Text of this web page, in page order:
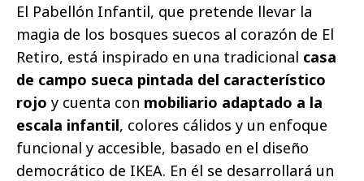
El Pabellón Infantil, que pretende llevar la
magia de los bosques suecos al corazón de El
Retiro, está inspirado en una tradicional casa
de campo sueca pintada del característico
rojo y cuenta con mobiliario adaptado a la
escala infantil, colores cálidos y un enfoque
funcional y accesible, basado en el diseño
democrático de IKEA. En él se desarrollará un